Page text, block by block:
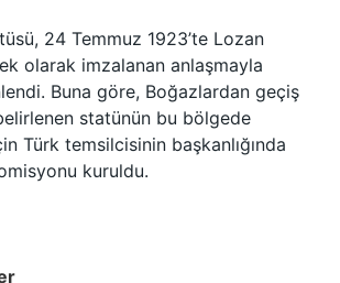
24 Temmuz 1923’te Lozan
ek olarak imzalanan anlaşmayla
Buna göre, Boğazlardan geçiş
statünün bu bölgede
Türk temsilcisinin başkanlığında
kuruldu.